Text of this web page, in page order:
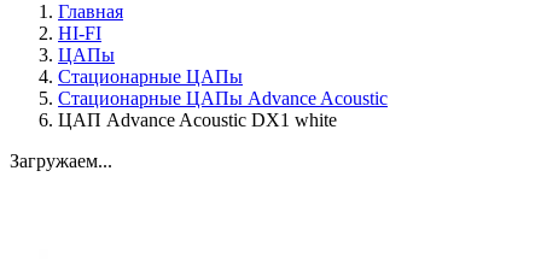
Главная
HI-FI
ЦАПы
Стационарные ЦАПы
Стационарные ЦАПы Advance Acoustic
ЦАП Advance Acoustic DX1 white
Загружаем...